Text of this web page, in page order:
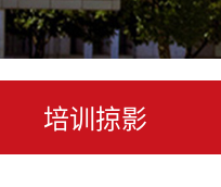
培训掠影